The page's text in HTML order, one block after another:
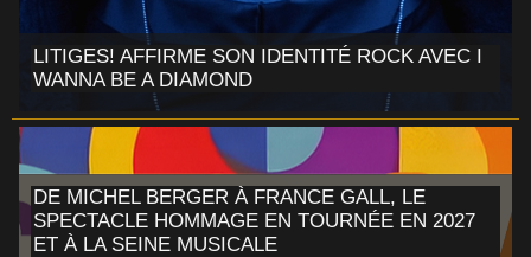
LITIGES! AFFIRME SON IDENTITÉ ROCK AVEC I
WANNA BE A DIAMOND
DE MICHEL BERGER À FRANCE GALL, LE
SPECTACLE HOMMAGE EN TOURNÉE EN 2027
ET À LA SEINE MUSICALE